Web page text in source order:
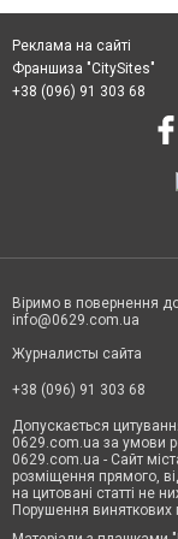
Реклама на сайті
Франшиза "CitySites"
+38 (096) 91 303 68
Віримо в повернення
info@0629.com.ua
Журналисты сайта
+38 (096) 91 303 68
Допускається
0629.com.ua за умови
0629.com.ua - Сайт
розміщення прямого,
на цитовані статті не
Порушення виняткових